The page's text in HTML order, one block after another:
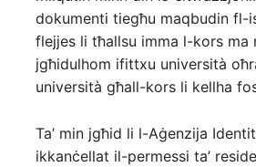
dokumenti tiegħu maqbudin
flejjes li tħallsu imma l-kors
jgħidulhom ifittxu università
università għall-kors li kellha
Ta’ min jgħid li l-Aġenzija
ikkanċellat il-permessi ta’